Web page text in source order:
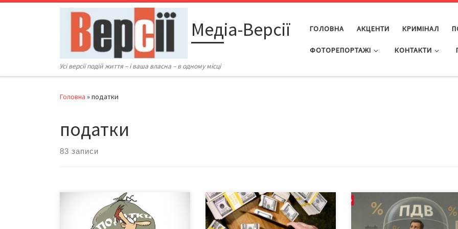
Перейти до вмісту
Медіа-Версії
Усі версії подій життя – і ваша власна – в одному місці
ГОЛОВНА АКЦЕНТИ КРИМІНАЛ
ФОТОРЕПОРТАЖІ КОНТАКТИ
Головна »податки
податки
83 записи
Влада анонсувала комплексний
закон щодо введення ПДВ для
ФОПів. Його планують винести на
Законопроєкт про введення
мораторію на підвищення або
запровадження будь-яких нових
Середній клас – запорука
української нації! У відео на
своєму YouTube-каналі лідерка